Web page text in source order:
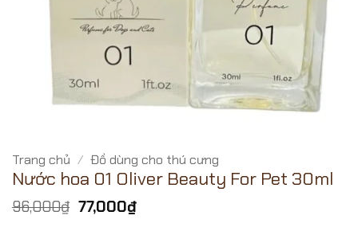
Trang chủ / Đồ dùng cho thú cưng
Nước hoa 01 Oliver Beauty For Pet 30ml
96,000₫ Giá
gốc
77,000₫Giá